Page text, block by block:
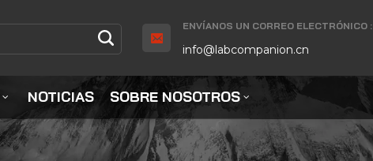
ENVÍANOS UN CORREO ELECTRÓNICO :
info@labcompanion.cn
NOTICIAS SOBRE NOSOTROS